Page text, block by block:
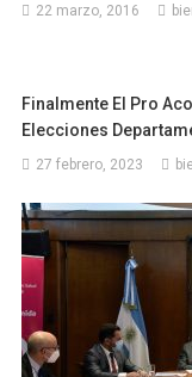
22 marzo, 2016
Finalmente El Pro
Elecciones
27 febrero, 2023